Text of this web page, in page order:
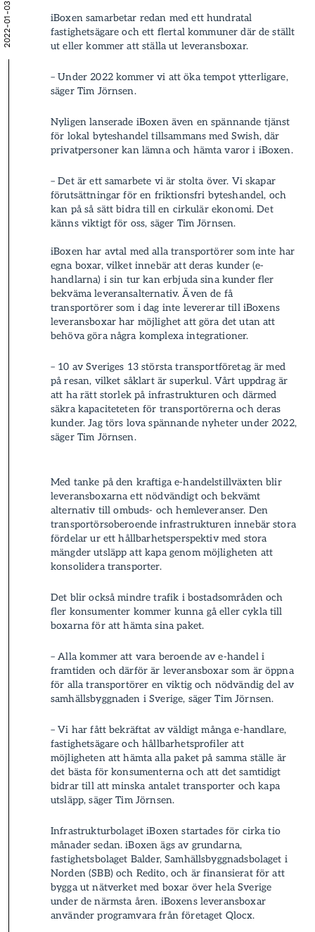
iBoxen samarbetar redan med ett hundratal
fastighetsägare och ett flertal kommuner där de ställt
ut eller kommer att ställa ut leverans­boxar.
– Under 2022 kommer vi att öka tempot ytterligare,
säger Tim Jörnsen.
Nyligen lanserade iBoxen även en spännande tjänst
för lokal byteshandel tillsammans med Swish, där
privatpersoner kan lämna och hämta varor i iBoxen.
– Det är ett samarbete vi är stolta över. Vi skapar
förutsättningar för en friktionsfri byteshandel, och
kan på så sätt bidra till en cirkulär ekonomi. Det
känns viktigt för oss, säger Tim Jörnsen.
iBoxen har avtal med alla transportörer som inte har
egna boxar, vilket innebär att deras kunder (e-
handlarna) i sin tur kan erbjuda sina kunder fler
bekväma leverans­alternativ­. Även de få
transportörer som i dag inte levererar till iBoxens
leverans­boxar har möjlighet att göra det utan att
behöva göra några komplexa integrationer.
– 10 av Sveriges 13 största transportföretag är med
på resan, vilket såklart är superkul. Vårt uppdrag är
att ha rätt storlek på infrastrukturen och därmed
säkra kapaciteteten för transportörerna och deras
kunder. Jag törs lova spännande nyheter under 2022,
säger Tim Jörnsen.
Med tanke på den kraftiga e-handelstillväxten blir
leverans­boxarna ett nödvändigt och bekvämt
alternativ till ombuds- och hemleverans­er. Den
transportörsoberoende infrastrukturen innebär stora
fördelar ur ett hållbarhetsperspektiv med stora
mängder utsläpp att kapa genom möjligheten att
konsolidera transporter.
Det blir också mindre trafik i bostadsområden och
fler konsumenter kommer kunna gå eller cykla till
boxarna för att hämta sina paket­.
– Alla kommer att vara beroende av e-handel i
framtiden och därför är leverans­boxar som är öppna
för alla transportörer en viktig och nödvändig del av
samhällsbyggnaden i Sverige, säger Tim Jörnsen.
– Vi har fått bekräftat av väldigt många e-handlare,
fastighetsägare och hållbarhetsprofiler att
möjligheten att hämta alla paket­ på samma ställe är
det bästa för konsumenterna och att det samtidigt
bidrar till att minska antalet transporter och kapa
utsläpp, säger Tim Jörnsen.
Infrastrukturbolaget iBoxen startades för cirka tio
månader sedan. iBoxen ägs av grundarna,
fastighetsbolaget Balder, Samhällsbyggnadsbolaget i
Norden (SBB) och Redito, och är finansierat för att
bygga ut nätverket med boxar över hela Sverige
under de närmsta åren. iBoxens leverans­boxar
använder programvara från företaget Qlocx.
2022-01-03